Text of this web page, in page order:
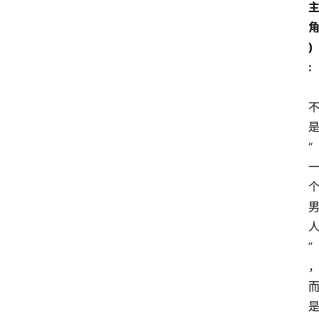
主
角
)
:
不
是
“
一
个
男
人
”
，
而
是